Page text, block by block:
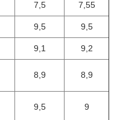
7,5 7,55
9,5 9,5
9,1 9,2
8,9 8,9
9,5 9